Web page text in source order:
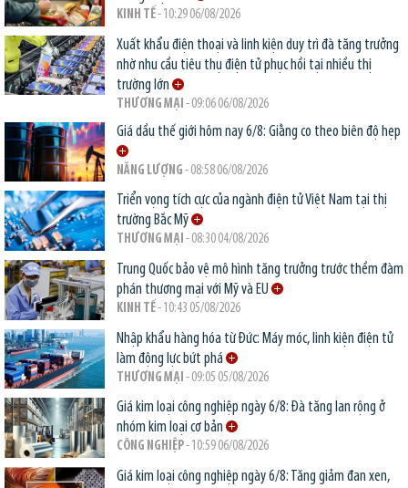
KINH TẾ- 10:29 06/08/2026
Xuất khẩu điện thoại và linh kiện duy trì đà tăng trưởng
nhờ nhu cầu tiêu thụ điện tử phục hồi tại nhiều thị
trường lớn
THƯƠNG MẠI - 09:06 06/08/2026
Giá dầu thế giới hôm nay 6/8: Giằng co theo biên độ hẹp
NĂNG LƯỢNG - 08:58 06/08/2026
Triển vọng tích cực của ngành điện tử Việt Nam tại thị
trường Bắc Mỹ
THƯƠNG MẠI - 08:30 04/08/2026
Trung Quốc bảo vệ mô hình tăng trưởng trước thềm đàm
phán thương mại với Mỹ và EU
KINH TẾ- 10:43 05/08/2026
Nhập khẩu hàng hóa từ Đức: Máy móc, linh kiện điện tử
làm động lực bứt phá
THƯƠNG MẠI - 09:05 05/08/2026
Giá kim loại công nghiệp ngày 6/8: Đà tăng lan rộng ở
nhóm kim loại cơ bản
CÔNG NGHIỆP- 10:59 06/08/2026
Giá kim loại công nghiệp ngày 6/8: Tăng giảm đan xen,